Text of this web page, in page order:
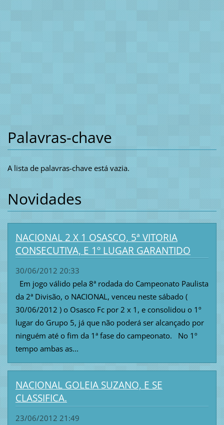
Palavras-chave
A lista de palavras-chave está vazia.
Novidades
NACIONAL 2 X 1 OSASCO, 5ª VITORIA
CONSECUTIVA, E 1º LUGAR GARANTIDO
30/06/2012 20:33
Em jogo válido pela 8ª rodada do Campeonato Paulista
da 2ª Divisão, o NACIONAL, venceu neste sábado (
30/06/2012 ) o Osasco Fc por 2 x 1, e consolidou o 1º
lugar do Grupo 5, já que não poderá ser alcançado por
ninguém até o fim da 1ª fase do campeonato. No 1º
tempo ambas as...
NACIONAL GOLEIA SUZANO, E SE
CLASSIFICA.
23/06/2012 21:49